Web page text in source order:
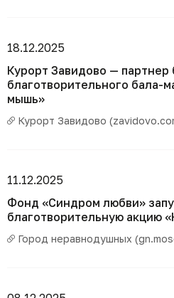
Курорт Завидово —
благотворительного бала-
мышь»
Курорт Завидово
18.12.2025
Фонд «Синдром любви»
благотворительную акцию
Город неравнодушных
11.12.2025